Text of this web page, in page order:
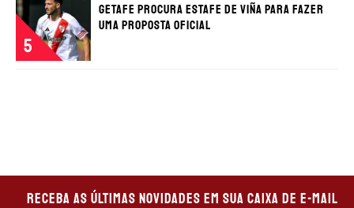
5
Getafe procura estafe de Viña para fazer
uma proposta oficial
Receba as últimas novidades em sua caixa de e-mail